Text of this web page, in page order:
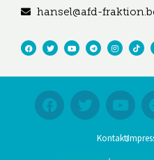
hansel@afd-
Kontakt